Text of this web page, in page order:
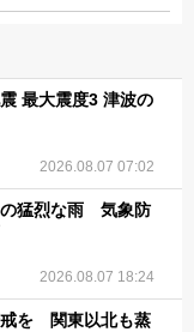
最大震度3 津波の
2026.08.07 07:02
の猛烈な雨 気象防
2026.08.07 18:24
戒を 関東以北も蒸